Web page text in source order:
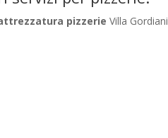
pizzerie Villa Gordiani